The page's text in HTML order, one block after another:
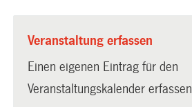
Veranstaltung erfassen
Einen eigenen Eintrag für den
Veranstaltungskalender erfassen